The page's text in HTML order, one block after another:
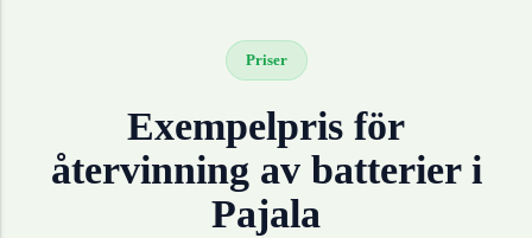
Priser
Exempelpris för
återvinning av batterieri
Pajala